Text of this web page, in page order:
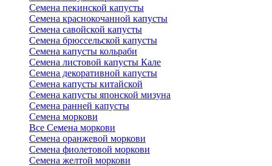
Семена пекинской капусты
Семена краснокочанной капусты
Семена савойской капусты
Семена брюссельской капусты
Семена капусты кольраби
Семена листовой капусты Кале
Семена декоративной капусты
Семена капусты китайской
Семена капусты японской мизуна
Семена ранней капусты
Семена моркови
Все Семена моркови
Семена оранжевой моркови
Семена фиолетовой моркови
Семена желтой моркови